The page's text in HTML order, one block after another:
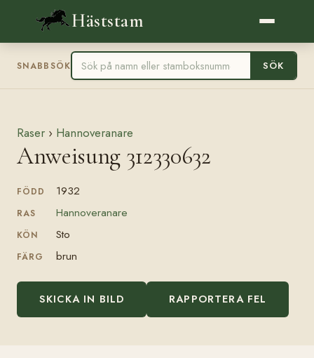
Häststam
SNABBSÖK SÖK
Raser › Hannoveranare
Anweisung 312330632
FÖDD 1932
RAS Hannoveranare
KÖN Sto
FÄRG brun
SKICKA IN BILD RAPPORTERA FEL